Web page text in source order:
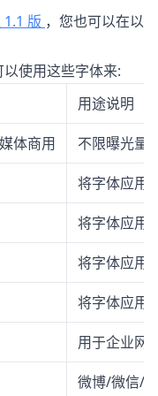
版 ，您也可以在以
以使用这些字体来:
用途说明
体商用 不限曝光量
将字体应用
将字体应用
将字体应用
将字体应用
用于企业网
微博/微信/